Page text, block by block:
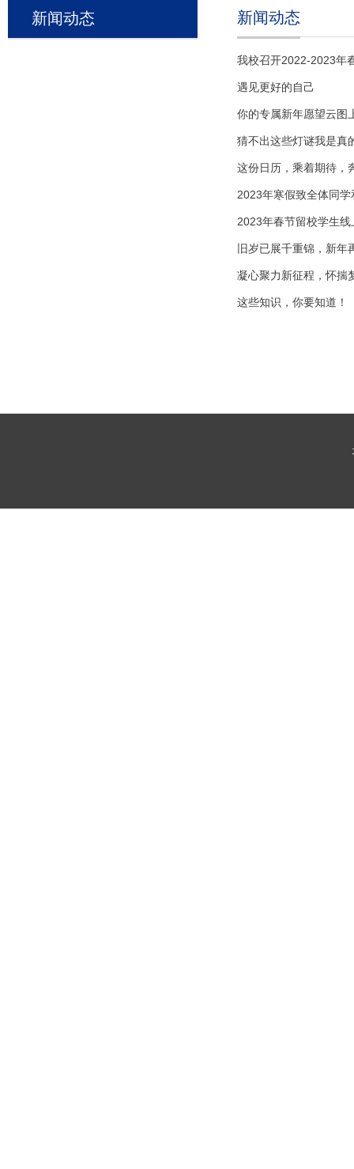
新闻动态 新闻动态
我校召开2022-2023年
遇见更好的自己
你的专属新年愿望云图
猜不出这些灯谜我是真
这份日历，乘着期待，
2023年寒假致全体同
2023年春节留校学生线
旧岁已展千重锦，新年
凝心聚力新征程，怀揣
这些知识，你要知道！